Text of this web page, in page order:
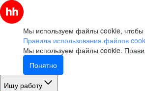
Мы используем файлы cookie, чтобы
Правила использования файлов
Мы используем файлы cookie.
Понятно
Ищу работу